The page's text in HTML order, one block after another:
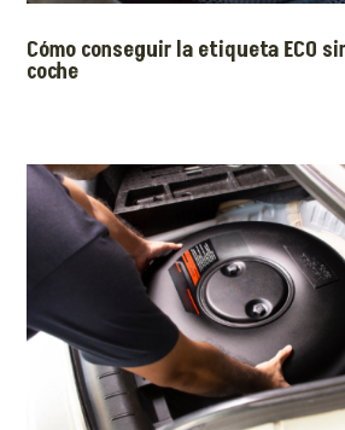
Cómo conseguir la etiqueta ECO
coche